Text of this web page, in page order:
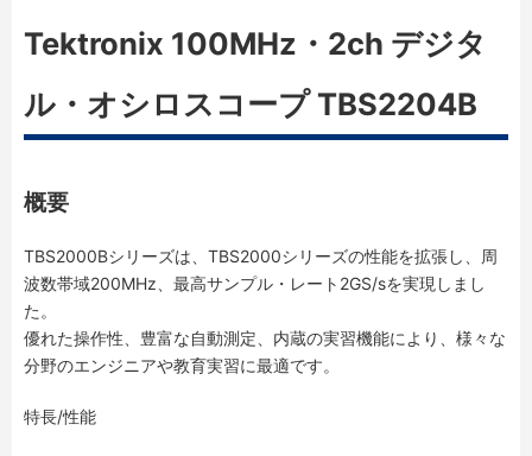
Tektronix 100MHz・2ch デジタ
ル・オシロスコープ TBS2204B
概要
TBS2000Bシリーズは、TBS2000シリーズの性能を拡張し、周
波数帯域200MHz、最高サンプル・レート2GS/sを実現しまし
た。
優れた操作性、豊富な自動測定、内蔵の実習機能により、様々な
分野のエンジニアや教育実習に最適です。
特長/性能